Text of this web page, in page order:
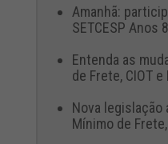
Amanhã:
SETCESP Anos
Entenda as
de Frete, CIOT e
Nova legislação
Mínimo de Frete,